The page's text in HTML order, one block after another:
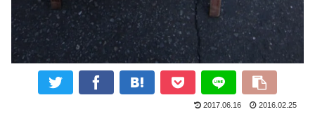
2017.06.16 2016.02.25